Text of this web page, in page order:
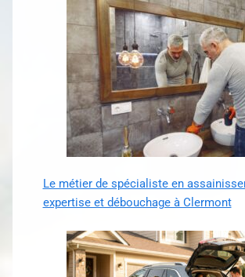
Le métier de spécialiste en
expertise et débouchage à Clermont